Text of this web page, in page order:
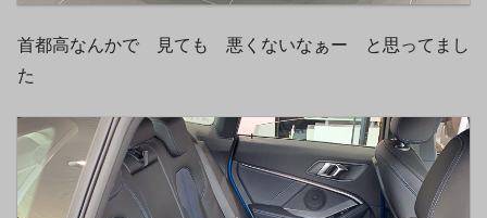
首都高なんかで 見ても 悪くないなぁー と思ってまし
た